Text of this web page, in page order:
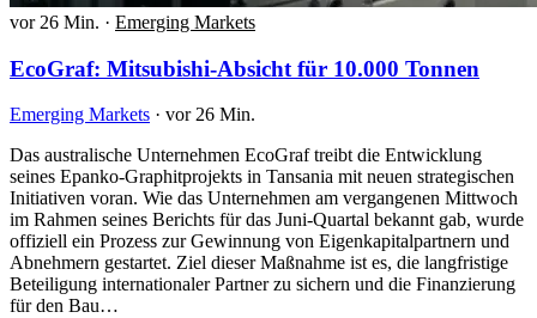
vor 26 Min. · Emerging Markets
EcoGraf: Mitsubishi-Absicht für 10.000 Tonnen
Emerging Markets · vor 26 Min.
Das australische Unternehmen EcoGraf treibt die Entwicklung
seines Epanko-Graphitprojekts in Tansania mit neuen strategischen
Initiativen voran. Wie das Unternehmen am vergangenen Mittwoch
im Rahmen seines Berichts für das Juni-Quartal bekannt gab, wurde
offiziell ein Prozess zur Gewinnung von Eigenkapitalpartnern und
Abnehmern gestartet. Ziel dieser Maßnahme ist es, die langfristige
Beteiligung internationaler Partner zu sichern und die Finanzierung
für den Bau…